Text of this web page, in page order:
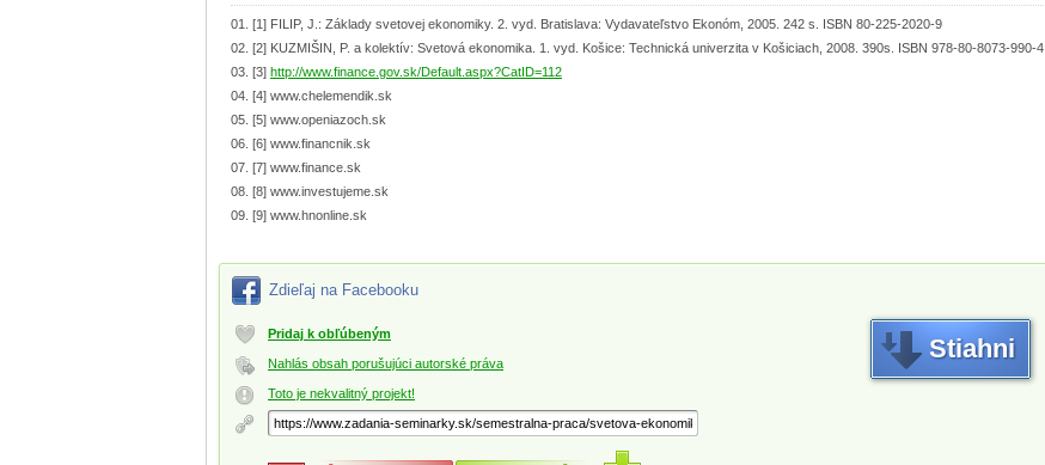
[1] FILIP, J.: Základy svetovej ekonomiky. 2. vyd. Bratislava: Vydavateľstvo Ekonóm, 2005. 242 s. ISBN 80-225-2020-9
[2] KUZMIŠIN, P. a kolektív: Svetová ekonomika. 1. vyd. Košice: Technická univerzita v Košiciach, 2008. 390s. ISBN 978-80-8073-990-4
[3] http://www.finance.gov.sk/Default.aspx?CatID=112
[4] www.chelemendik.sk
[5] www.openiazoch.sk
[6] www.financnik.sk
[7] www.finance.sk
[8] www.investujeme.sk
[9] www.hnonline.sk
Zdieľaj na Facebooku
Pridaj k obľúbeným
Nahlás obsah porušujúci autorské práva
Toto je nekvalitný projekt!
Stiahni